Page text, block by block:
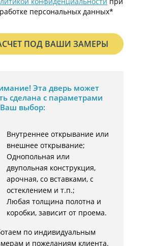
персональных данных*
ПОД ВАШИ ЗАМЕРЫ
Эта дверь может
сделана с параметрами
выбор:
Внутреннее открывание или
внешнее открывание;
Однопольная или
двупольная конструкция,
арочная, со вставками, с
остеклением и т.п.;
Любая толщина полотна и
коробки, зависит от проема.
по индивидуальным
и пожеланиям клиента.